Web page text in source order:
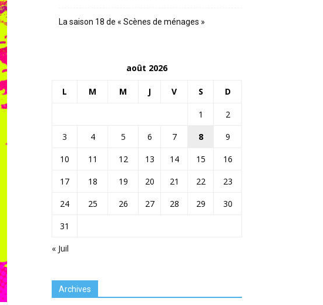
La saison 18 de « Scènes de ménages »
août 2026
L M M J V S D
« Juil
1
2
3
4 5 6 7 8
9
10
11 12 13 14 15
16
17
18 19 20 21 22
23
24
25 26 27 28 29
30
31
Archives